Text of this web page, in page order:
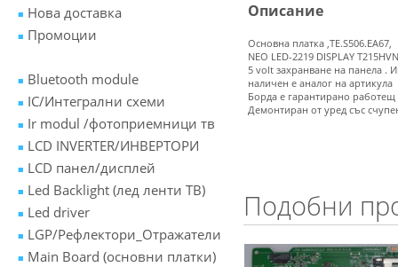
Нова доставка
Промоции
Bluetooth module
IC/Интегрални схеми
Ir modul /фотоприемници тв
LCD INVERTER/ИНВЕРТОРИ
LCD панел/дисплей
Led Backlight (лед ленти ТВ)
Led driver
LGP/Рефлектори_Отражатели
Main Board (основни платки)
Описание
Основна платка ,TE.S506.EA67,
NEO LED-2219 DISPLAY
5 volt захранване на панела .
наличен е аналог на артикула
Борда е гарантирано работещ
Демонтиран от уред със
Подобни